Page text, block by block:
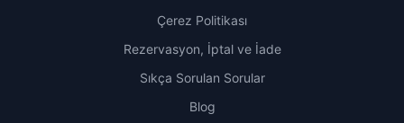
Çerez Politikası
Rezervasyon, İptal ve İade
Sıkça Sorulan Sorular
Blog